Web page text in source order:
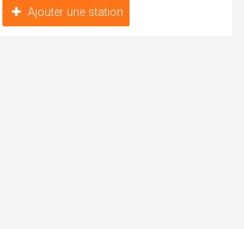
Ajouter une station